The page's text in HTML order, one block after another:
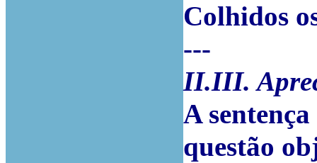
Colhidos
---
II.III.
A
questão